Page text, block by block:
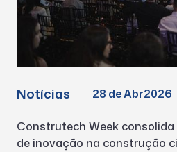
Notícias 28 de Abr2026
Construtech Week
de inovação na construção